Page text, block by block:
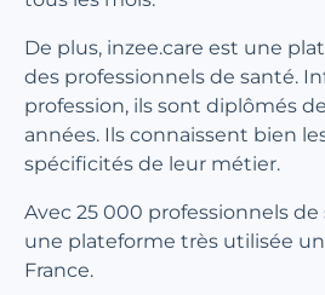
De plus, inzee.care est une
des professionnels de santé.
profession, ils sont diplômés
années. Ils connaissent bien
spécificités de leur métier.
Avec 25 000 professionnels de
une plateforme très utilisée
France.